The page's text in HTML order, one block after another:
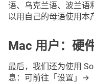
语、乌克兰语、波兰语
以用自己的母语使用本
Mac 用户：硬
最后，我们还为使用
息：可前往「设置」→